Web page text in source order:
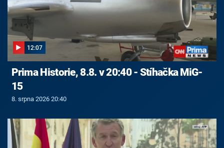
12:07
Prima Historie, 8.8. v 20:40 - Stíhačka MiG-
15
8. srpna 2026 20:40